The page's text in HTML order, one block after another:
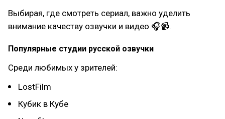
Выбирая, где смотреть сериал, важно уделить
внимание качеству озвучки и видео 🎧📹.
Популярные студии русской озвучки
Среди любимых у зрителей:
LostFilm
Кубик в Кубе